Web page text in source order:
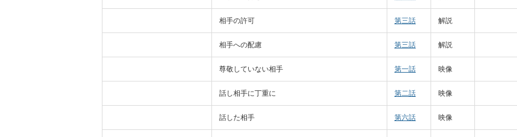
相手の許可 第三話 解説
相手への配慮 第三話 解説
尊敬していない相手 第一話 映像
話し相手に丁重に 第二話 映像
話した相手 第六話 映像